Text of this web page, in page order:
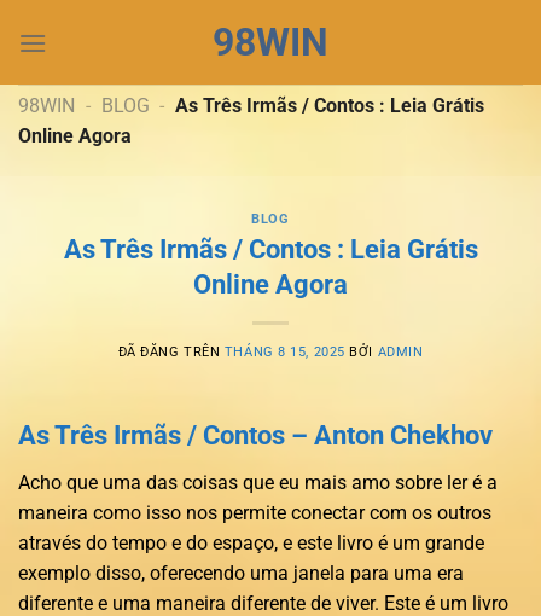
đến
dung
98WIN
98WIN - BLOG - As Três Irmãs / Contos : Leia Grátis
Online Agora
BLOG
As Três Irmãs / Contos : Leia Grátis
Online Agora
ĐÃ ĐĂNG TRÊN THÁNG 8 15, 2025 BỞI ADMIN
As Três Irmãs / Contos – Anton Chekhov
Acho que uma das coisas que eu mais amo sobre ler é a
maneira como isso nos permite conectar com os outros
através do tempo e do espaço, e este livro é um grande
exemplo disso, oferecendo uma janela para uma era
diferente e uma maneira diferente de viver. Este é um livro